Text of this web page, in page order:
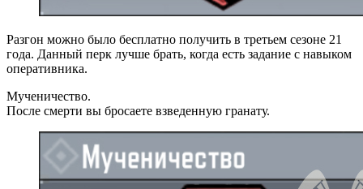
Разгон можно было бесплатно получить в третьем сезоне 21
года. Данный перк лучше брать, когда есть задание с навыком
оперативника.
Мученичество.
После смерти вы бросаете взведенную гранату.